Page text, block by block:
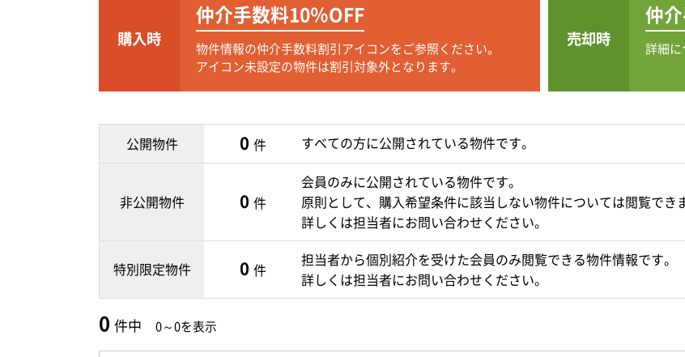
購入時
仲介手数料10％OFF
物件情報の仲介手数料割引アイコンをご参照ください。
アイコン未設定の物件は割引対象外となります。
売却時
仲
詳細に
公開物件 0 件 すべての方に公開されている物件です。
非公開物件 0 件
会員のみに公開されている物件です。
原則として、購入希望条件に該当しない物件については閲覧でき
詳しくは担当者にお問い合わせください。
特別限定物件 0 件
担当者から個別紹介を受けた会員のみ閲覧できる物件情報です。
詳しくは担当者にお問い合わせください。
0 件中 0～0を表示